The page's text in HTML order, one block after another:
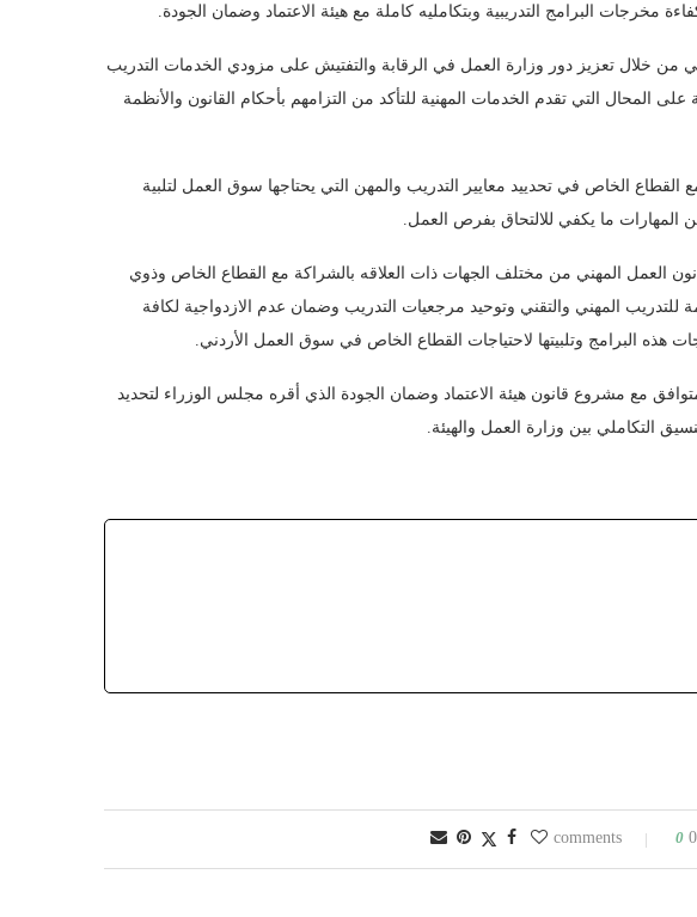
مخرجات البرامج التدريبية وبتكامليه كاملة مع هيئة الاعتماد وضمان الجودة.
من خلال تعزيز دور وزارة العمل في الرقابة والتفتيش على مزودي الخدمات التدريب
المحال التي تقدم الخدمات المهنية للتأكد من التزامهم بأحكام القانون والأنظمة
القطاع الخاص في تحدييد معايير التدريب والمهن التي يحتاجها سوق العمل لتلبية
ما يكفي للالتحاق بفرص العمل.
العمل المهني من مختلف الجهات ذات العلاقه بالشراكة مع القطاع الخاص وذوي
للتدريب المهني والتقني وتوحيد مرجعيات التدريب وضمان عدم الازدواجية لكافة
هذه البرامج وتلبيتها لاحتياجات القطاع الخاص في سوق العمل الأردني.
مع مشروع قانون هيئة الاعتماد وضمان الجودة الذي أقره مجلس الوزراء لتحديد
التكاملي بين وزارة العمل والهيئة.
0 comments
0